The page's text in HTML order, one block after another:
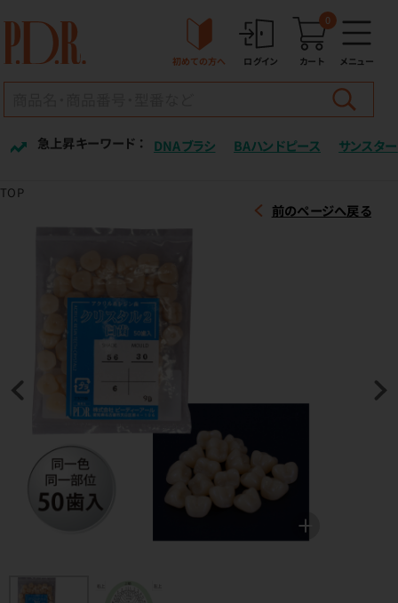
初めての方へ ログイン カート
0
メニュー
急上昇キーワード ： DNAブラシ BAハンドピース サンスター
TOP
前のページへ戻る